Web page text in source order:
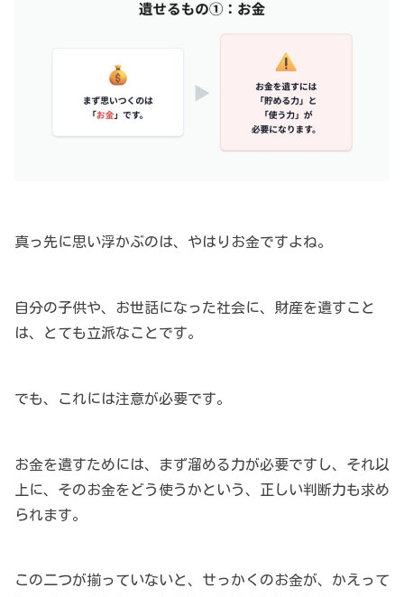
真っ先に思い浮かぶのは、やはりお金ですよね。
自分の子供や、お世話になった社会に、財産を遺すこと
は、とても立派なことです。
でも、これには注意が必要です。
お金を遺すためには、まず溜める力が必要ですし、それ以
上に、そのお金をどう使うかという、正しい判断力も求め
られます。
この二つが揃っていないと、せっかくのお金が、かえって